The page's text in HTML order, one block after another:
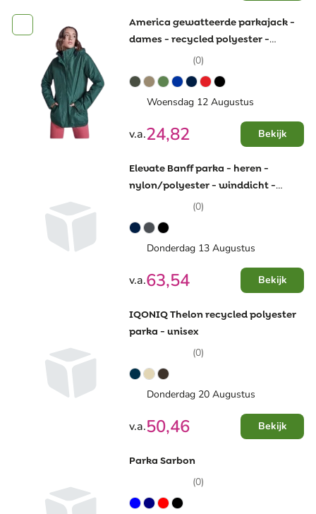
America gewatteerde parkajack -
dames - recycled polyester -
400g/m2 - waterdicht
(0)
Woensdag 12 Augustus
v.a.24,82 Bekijk
Elevate Banff parka - heren -
nylon/polyester - winddicht -
waterafstotend
(0)
Donderdag 13 Augustus
v.a.63,54 Bekijk
IQONIQ Thelon recycled polyester
parka - unisex
(0)
Donderdag 20 Augustus
v.a.50,46 Bekijk
Parka Sarbon
(0)